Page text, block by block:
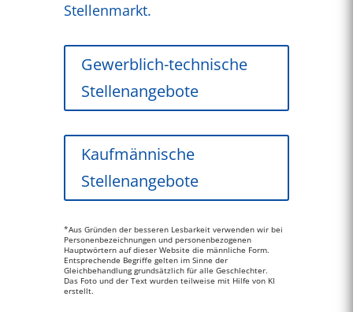
Stellenmarkt.
Gewerblich-technische
Stellenangebote
Kaufmännische
Stellenangebote
*Aus Gründen der besseren Lesbarkeit verwenden wir bei
Personenbezeichnungen und personenbezogenen
Hauptwörtern auf dieser Website die männliche Form.
Entsprechende Begriffe gelten im Sinne der
Gleichbehandlung grundsätzlich für alle Geschlechter.
Das Foto und der Text wurden teilweise mit Hilfe von KI
erstellt.